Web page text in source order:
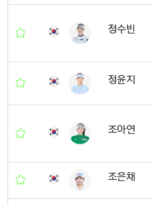
정수빈
정윤지
조아연
조은채